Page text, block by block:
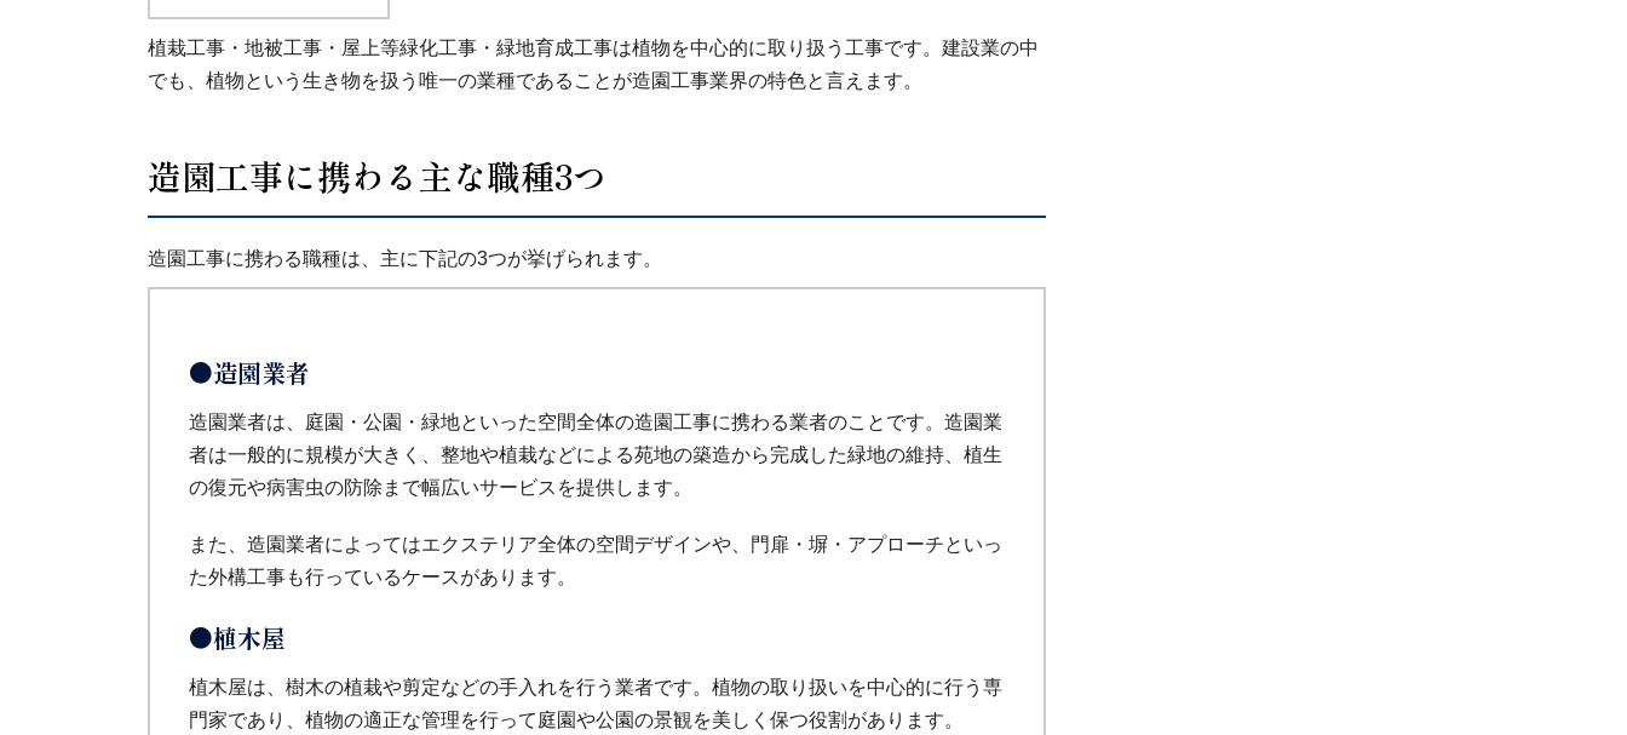
植栽工事・地被工事・屋上等緑化工事・緑地育成工事は植物を中心的に取り扱う工事です。建設業の中
でも、植物という生き物を扱う唯一の業種であることが造園工事業界の特色と言えます。
造園工事に携わる主な職種3つ
造園工事に携わる職種は、主に下記の3つが挙げられます。
●造園業者
造園業者は、庭園・公園・緑地といった空間全体の造園工事に携わる業者のことです。造園業
者は一般的に規模が大きく、整地や植栽などによる苑地の築造から完成した緑地の維持、植生
の復元や病害虫の防除まで幅広いサービスを提供します。
また、造園業者によってはエクステリア全体の空間デザインや、門扉・塀・アプローチといっ
た外構工事も行っているケースがあります。
●植木屋
植木屋は、樹木の植栽や剪定などの手入れを行う業者です。植物の取り扱いを中心的に行う専
門家であり、植物の適正な管理を行って庭園や公園の景観を美しく保つ役割があります。